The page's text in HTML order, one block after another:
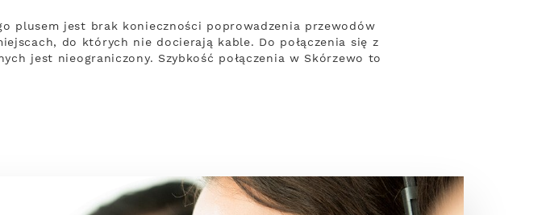
plusem jest brak konieczności poprowadzenia przewodów
do których nie docierają kable. Do połączenia się z
jest nieograniczony. Szybkość połączenia w Skórzewo to